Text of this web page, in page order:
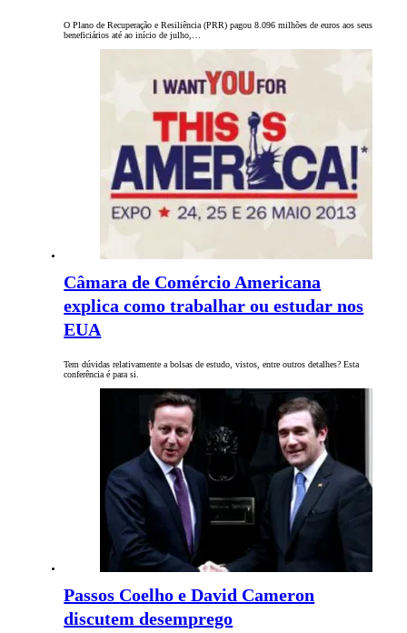
O Plano de Recuperação e Resiliência (PRR) pagou 8.096 milhões de euros aos seus
beneficiários até ao início de julho,…
Câmara de Comércio Americana
explica como trabalhar ou estudar nos
EUA
Tem dúvidas relativamente a bolsas de estudo, vistos, entre outros detalhes? Esta
conferência é para si.
Passos Coelho e David Cameron
discutem desemprego